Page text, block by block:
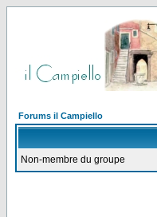
Forums il Campiello
Non-membre du groupe